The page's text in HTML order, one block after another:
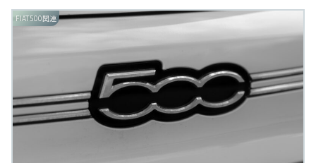
FIAT500関連